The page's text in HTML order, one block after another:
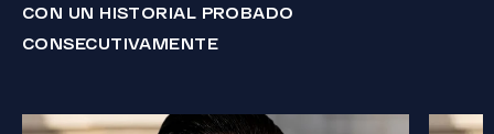
CON UN HISTORIAL PROBADO
CONSECUTIVAMENTE